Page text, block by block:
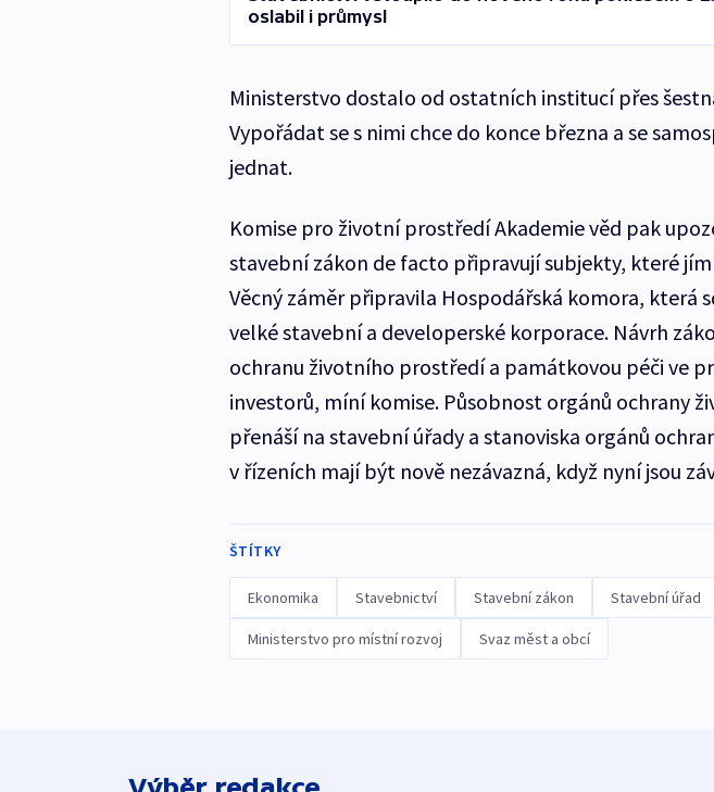
oslabil i průmysl
Ministerstvo dostalo od ostatních institucí přes
Vypořádat se s nimi chce do konce března a se
jednat.
Komise pro životní prostředí Akademie věd pak
stavební zákon de facto připravují subjekty, které
Věcný záměr připravila Hospodářská komora, která
velké stavební a developerské korporace. Návrh
ochranu životního prostředí a památkovou péči ve
investorů, míní komise. Působnost orgánů ochrany
přenáší na stavební úřady a stanoviska orgánů
v řízeních mají být nově nezávazná, když nyní jsou
ŠTÍTKY
Ekonomika Stavebnictví Stavební zákon Stavební úřad
Ministerstvo pro místní rozvoj Svaz měst a obcí